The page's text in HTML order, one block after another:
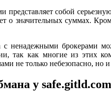
представляет собой
о значительных суммах.
с ненадежными брокерами
так как многие из этих
не только небезопасно, но
у